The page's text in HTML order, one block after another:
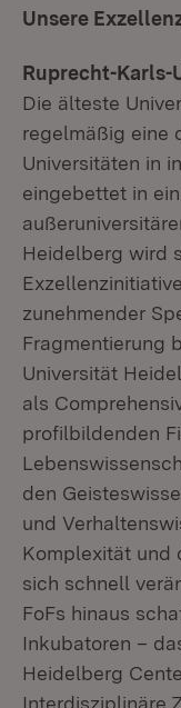
Unsere
Ruprecht-Karls-
Die älteste
regelmäßig eine
Universitäten in
eingebettet in
Heidelberg wird
zunehmender
Fragmentierung
Universität
als
profilbildenden
den
und
Komplexität und
sich schnell
FoFs hinaus
Inkubatoren –
Heidelberg
Interdisziplinäre